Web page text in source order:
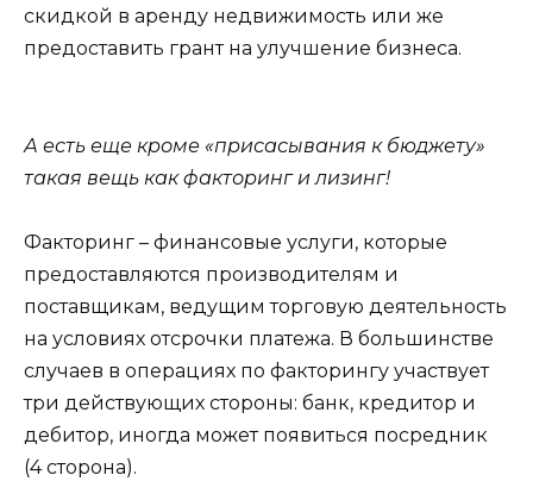
скидкой в аренду недвижимость или же
предоставить грант на улучшение бизнеса.
А есть еще кроме «присасывания к бюджету»
такая вещь как факторинг и лизинг!
Факторинг – финансовые услуги, которые
предоставляются производителям и
поставщикам, ведущим торговую деятельность
на условиях отсрочки платежа. В большинстве
случаев в операциях по факторингу участвует
три действующих стороны: банк, кредитор и
дебитор, иногда может появиться посредник
(4 сторона).